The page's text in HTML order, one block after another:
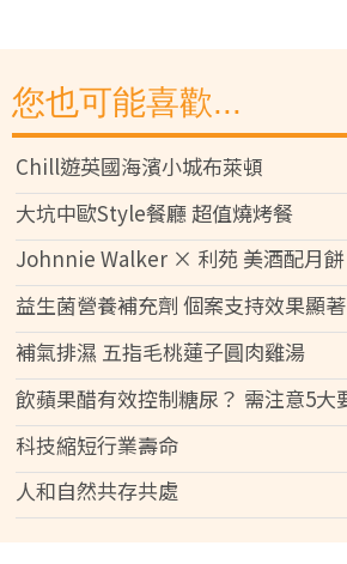
您也可能喜歡...
Chill遊英國海濱小城布萊頓
大坑中歐Style餐廳 超值燒烤餐
Johnnie Walker × 利苑 美酒配月餅
益生菌營養補充劑 個案支持效果顯著
補氣排濕 五指毛桃蓮子圓肉雞湯
飲蘋果醋有效控制糖尿？ 需注意5大
科技縮短行業壽命
人和自然共存共處